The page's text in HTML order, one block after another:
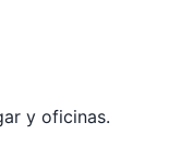
y oficinas.